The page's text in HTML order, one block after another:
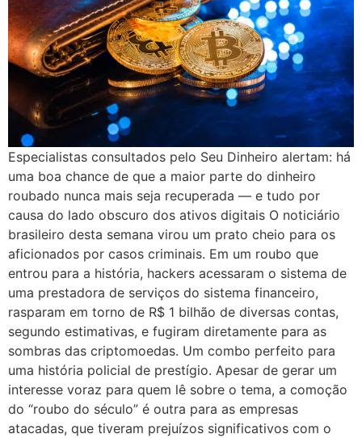
Especialistas consultados pelo Seu Dinheiro alertam: há
uma boa chance de que a maior parte do dinheiro
roubado nunca mais seja recuperada — e tudo por
causa do lado obscuro dos ativos digitais O noticiário
brasileiro desta semana virou um prato cheio para os
aficionados por casos criminais. Em um roubo que
entrou para a história, hackers acessaram o sistema de
uma prestadora de serviços do sistema financeiro,
rasparam em torno de R$ 1 bilhão de diversas contas,
segundo estimativas, e fugiram diretamente para as
sombras das criptomoedas. Um combo perfeito para
uma história policial de prestígio. Apesar de gerar um
interesse voraz para quem lê sobre o tema, a comoção
do “roubo do século” é outra para as empresas
atacadas, que tiveram prejuízos significativos com o